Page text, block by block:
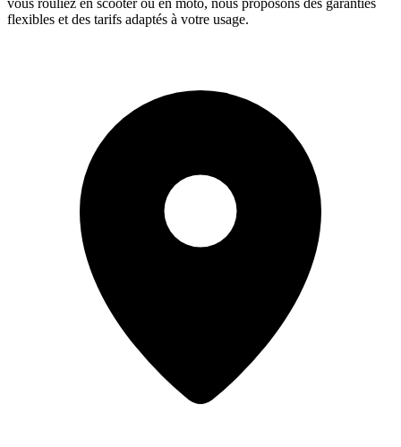
flexibles et des tarifs adaptés à votre usage.